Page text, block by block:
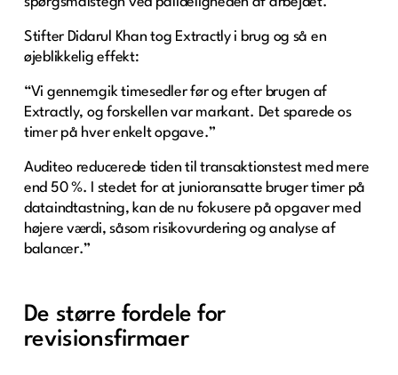
Stifter Didarul Khan tog Extractly i brug og så en
øjeblikkelig effekt:
“Vi gennemgik timesedler før og efter brugen af
Extractly, og forskellen var markant. Det sparede os
timer på hver enkelt opgave.”
Auditeo reducerede tiden til transaktionstest med mere
end 50 %. I stedet for at junioransatte bruger timer på
dataindtastning, kan de nu fokusere på opgaver med
højere værdi, såsom risikovurdering og analyse af
balancer.”
De større fordele for
revisionsfirmaer